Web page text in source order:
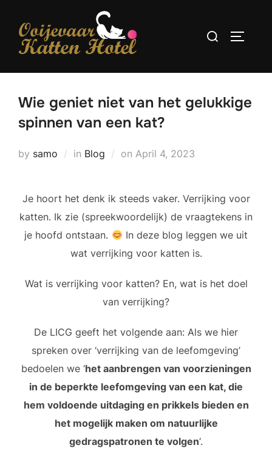
content
Search
Wie geniet niet van het gelukkige
spinnen van een kat?
by samo in Blog on Posted
April 4, 2023
Je hoort het denk ik steeds vaker. Verrijking voor
katten. Ik zie (spreekwoordelijk) de vraagtekens in
je hoofd ontstaan.
In deze blog leggen we uit
wat verrijking voor katten is.
Wat is verrijking voor katten? En, wat is het doel
van verrijking?
De LICG geeft het volgende aan: Als we hier
spreken over ‘verrijking van de leefomgeving’
bedoelen we ‘het aanbrengen van voorzieningen
in de beperkte leefomgeving van een kat, die
hem voldoende uitdaging en prikkels bieden en
het mogelijk maken om natuurlijke
gedragspatronen te volgen‘.